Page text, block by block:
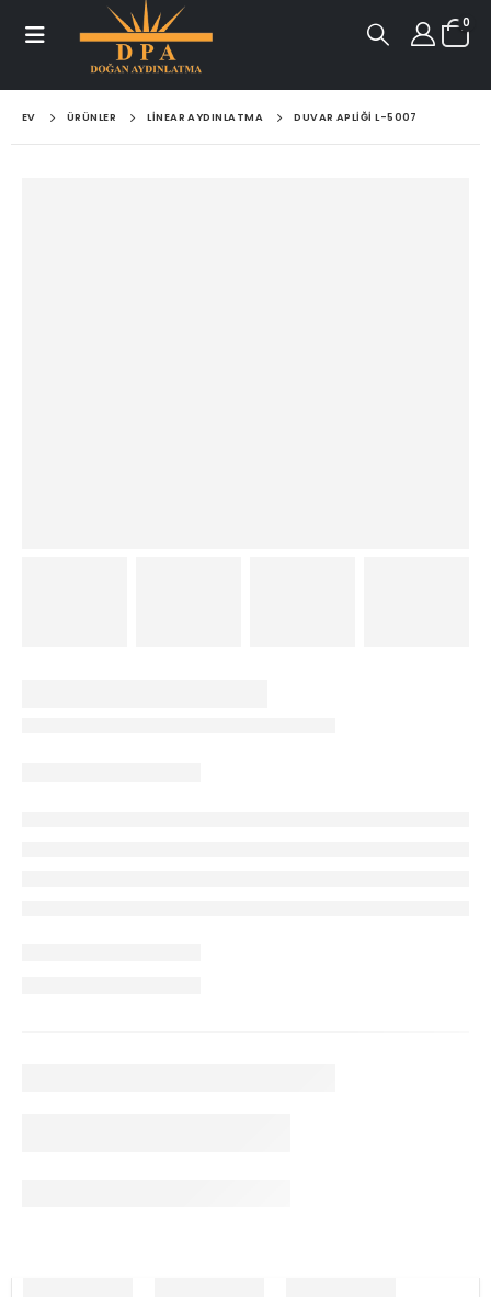
0
EV ÜRÜNLER LINEAR AYDINLATMA DUVAR APLIĞI L-5007